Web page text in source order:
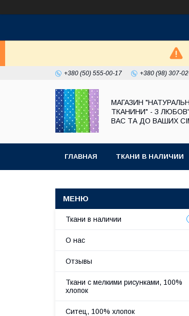
+380 (50) 555-00-17 +380 (98) 307-
МАГАЗИН
ТКАНИНИ" - З
ВАС ТА ДО ВАШИХ
ГЛАВНАЯ ТКАНИ В НАЛИЧИИ
Ткани в наличии
О нас
Отзывы
Ткани с мелкими рисунками, 100%
хлопок
Ситец, 100% хлопок